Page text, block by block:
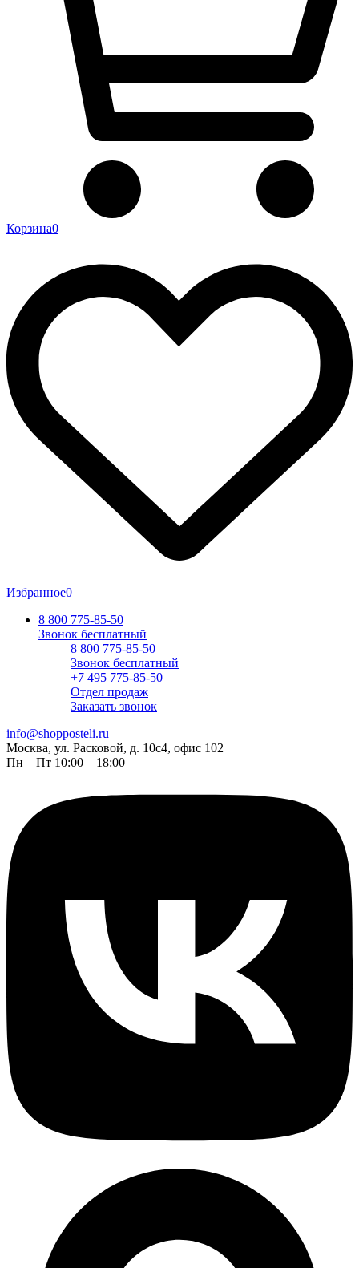
Корзина0
Избранное0
8 800 775-85-50
Звонок бесплатный
8 800 775-85-50
Звонок бесплатный
+7 495 775-85-50
Отдел продаж
Заказать звонок
info@shopposteli.ru
Москва, ул. Расковой, д. 10с4, офис 102
Пн—Пт 10:00 – 18:00